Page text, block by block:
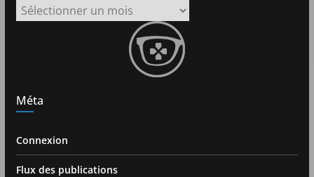
Archives
Méta
Connexion
Flux des publications